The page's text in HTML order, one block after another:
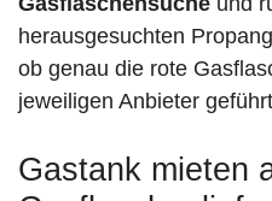
herausgesuchten
ob genau die rote
jeweiligen Anbieter
Gastank mieten